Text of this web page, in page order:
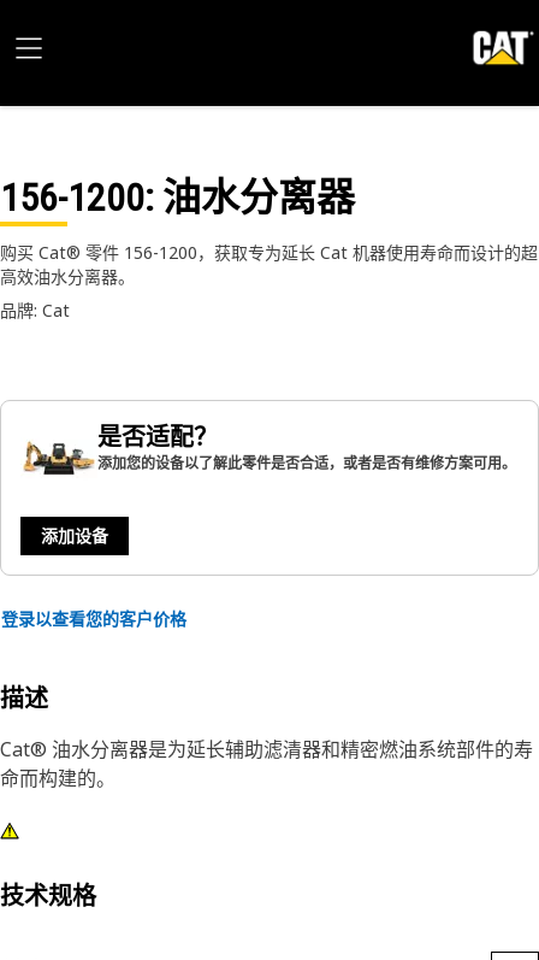
156-1200: 油水分离器
购买 Cat® 零件 156-1200，获取专为延长 Cat 机器使用寿命而设计的超
高效油水分离器。
品牌: Cat
是否适配？
添加您的设备以了解此零件是否合适，或者是否有维修方案可用。
添加设备
登录以查看您的客户价格
描述
Cat® 油水分离器是为延长辅助滤清器和精密燃油系统部件的寿
命而构建的。
技术规格